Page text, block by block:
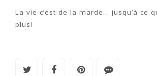
La vie c’est de la marde… jusqu’à ce
plus!